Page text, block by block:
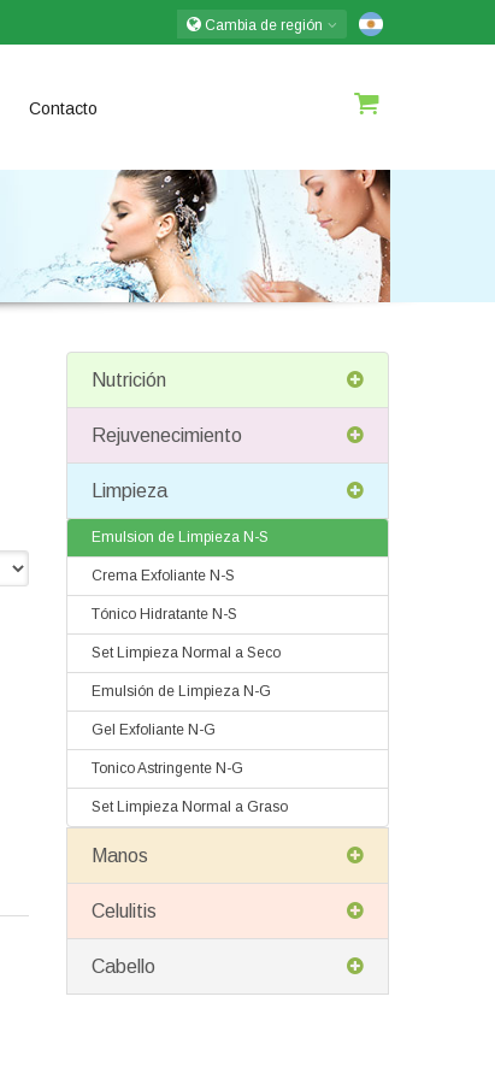
Cambia de región
Contacto
Nutrición
Rejuvenecimiento
Limpieza
Emulsion de Limpieza N-S
Crema Exfoliante N-S
Tónico Hidratante N-S
Set Limpieza Normal a Seco
Emulsión de Limpieza N-G
Gel Exfoliante N-G
Tonico Astringente N-G
Set Limpieza Normal a Graso
Manos
Celulitis
Cabello